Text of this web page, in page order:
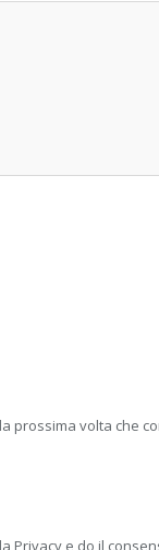
prossima volta che
Privacy e do il